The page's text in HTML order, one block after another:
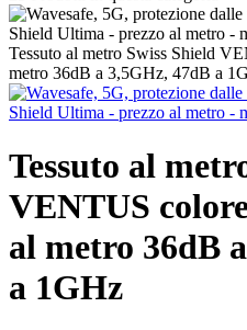
Tessuto al metro Swiss Shield
metro 36dB a 3,5GHz, 47dB a
Tessuto al
VENTUS
al metro 36dB
a 1GHz